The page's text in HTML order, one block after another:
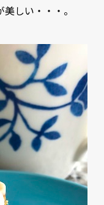
しい・・・。